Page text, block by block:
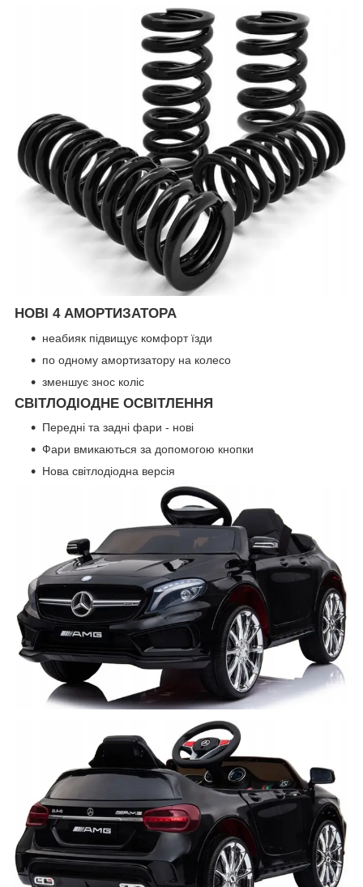
НОВІ 4 АМОРТИЗАТОРА
неабияк підвищує комфорт їзди
по одному амортизатору на колесо
зменшує знос коліс
СВІТЛОДІОДНЕ ОСВІТЛЕННЯ
Передні та задні фари - нові
Фари вмикаються за допомогою кнопки
Нова світлодіодна версія